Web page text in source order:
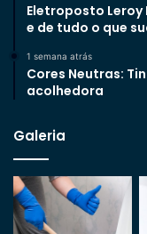
Eletroposto
e de tudo o que
1 semana atrás
Cores Neutras:
acolhedora
Galeria